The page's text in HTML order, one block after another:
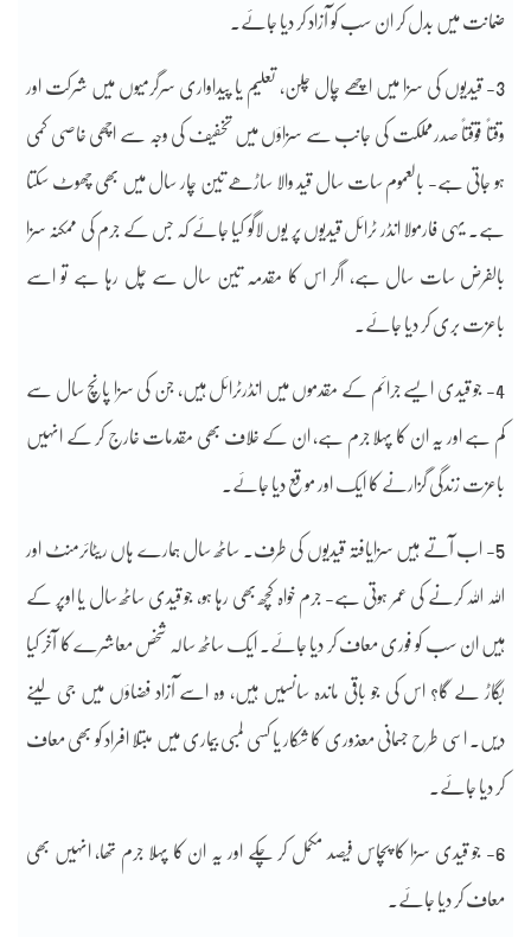
ضمانت میں بدل کر ان سب کو آزاد کر دیا جائے۔
3- قیدیوں کی سزا میں اچھے چال چلن، تعلیم یا پیداواری سرگرمیوں میں شرکت اور
وقتاً فوقتاً صدرمملکت کی جانب سے سزاؤں میں تخفیف کی وجہ سے اچھی خاصی کمی
ہو جاتی ہے- بالعموم سات سال قید والا ساڑھے تین چار سال میں بھی چھوٹ سکتا
ہے۔ یہی فارمولا انڈر ٹرائل قیدیوں پر یوں لاگو کیا جائے کہ جس کے جرم کی ممکنہ سزا
بالفرض سات سال ہے، اگر اس کا مقدمہ تین سال سے چل رہا ہے تو اسے
باعزت بری کر دیا جائے۔
4- جو قیدی ایسے جرائم کے مقدموں میں انڈرٹرائل ہیں، جن کی سزا پانچ سال سے
کم ہے اور یہ ان کا پہلا جرم ہے، ان کے خلاف بھی مقدمات خارج کر کے انہیں
باعزت زندگی گزارنے کا ایک اور موقع دیا جائے۔
5- اب آتے ہیں سزایافتہ قیدیوں کی طرف۔ ساٹھ سال ہمارے ہاں ریٹائرمنٹ اور
اللہ اللہ کرنے کی عمر ہوتی ہے- جرم خواہ کچھ بھی رہا ہو، جو قیدی ساٹھ سال یا اوپر کے
ہیں ان سب کو فوری معاف کر دیا جائے۔ ایک ساٹھ سالہ شخص معاشرے کا آخر کیا
بگاڑ لے گا؟ اس کی جو باقی ماندہ سانسیں ہیں، وہ اسے آزاد فضاؤں میں جی لینے
دیں۔ اسی طرح جسمانی معذوری کا شکار یا کسی لمبی بیماری میں مبتلا افراد کو بھی معاف
کر دیا جائے۔
6- جو قیدی سزا کا پچاس فیصد مکمل کر چکے اور یہ ان کا پہلا جرم تھا، انہیں بھی
معاف کر دیا جائے۔